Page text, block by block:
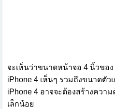
จะเห็นว่าขนาดหน้าจอ 4 นิ้วขอ
iPhone 4 เห็นๆ รวมถึงขนาดตัว
iPhone 4 อาจจะต้องสร้างควา
เล็กน้อย